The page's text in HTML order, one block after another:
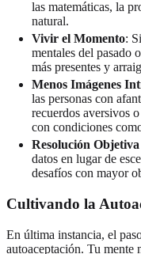
las matemáticas, la
natural.
Vivir el Momento:
mentales del pasado
más presentes y
Menos Imágenes
las personas con
recuerdos aversivos
con condiciones
Resolución
datos en lugar de
desafíos con mayor
Cultivando la
En última instancia, el
autoaceptación. Tu mente